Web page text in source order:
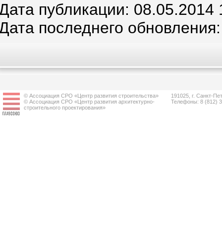
публикации: 08.05.2014
последнего
© Ассоциация СРО «Центр развития строительства»
© Ассоциация СРО «Центр развития архитектурно-
строительного проектирования»
191025, г. Санкт-
Телефоны: 8 (812)